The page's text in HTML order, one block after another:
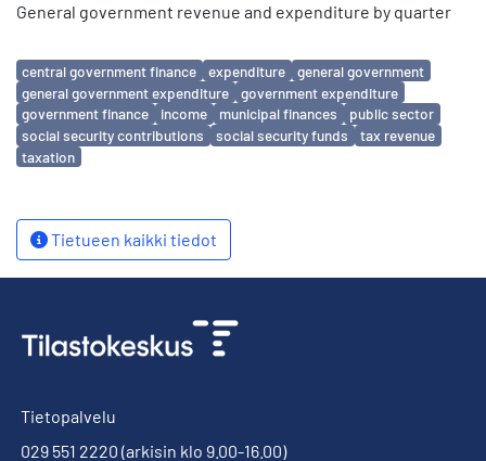
General government revenue and expenditure by quarter
Avainsanat
central government finance expenditure
general government
general government expenditure
government expenditure
government finance
income municipal finances
public sector
social security contributions
social security funds
tax revenue
taxation
Tietueen kaikki tiedot
Tietopalvelu
029 551 2220 (arkisin klo 9.00-16.00)